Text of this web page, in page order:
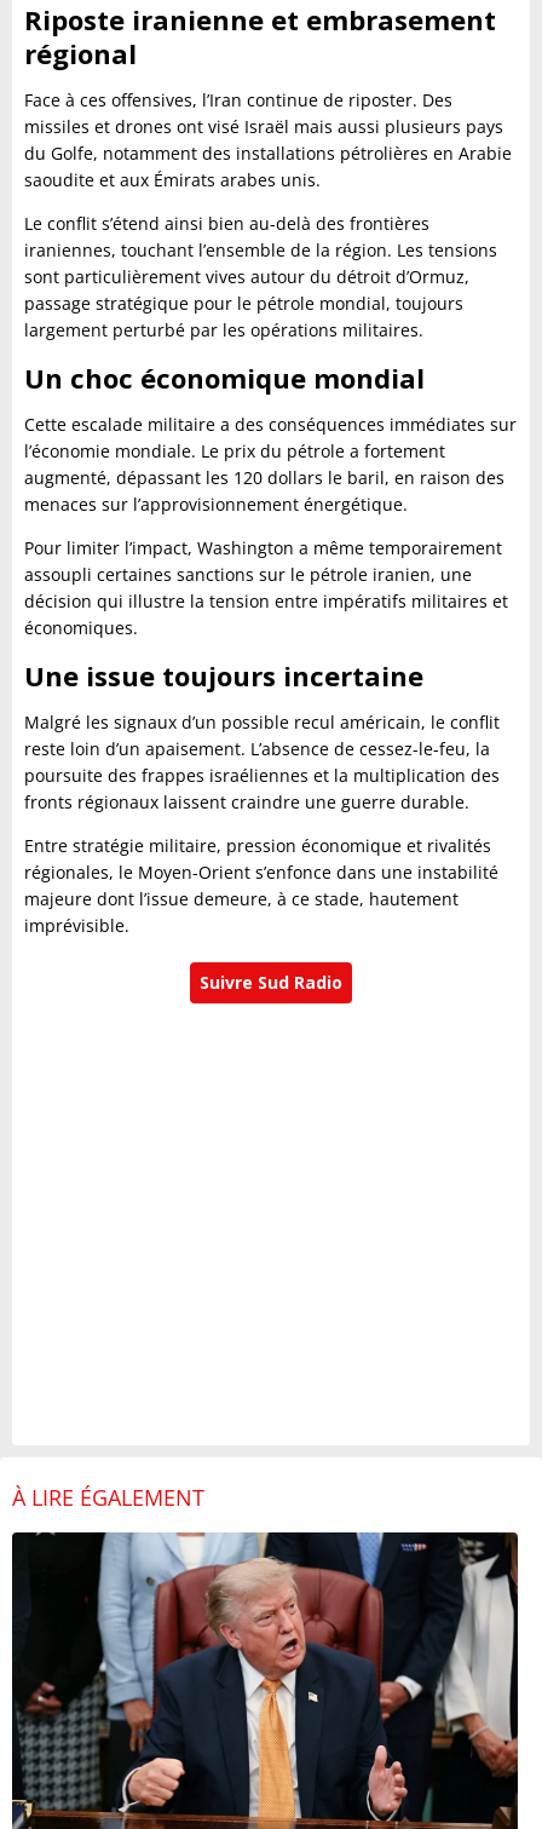
Riposte iranienne et embrasement
régional
Face à ces offensives, l’Iran continue de riposter. Des
missiles et drones ont visé Israël mais aussi plusieurs pays
du Golfe, notamment des installations pétrolières en Arabie
saoudite et aux Émirats arabes unis.
Le conflit s’étend ainsi bien au-delà des frontières
iraniennes, touchant l’ensemble de la région. Les tensions
sont particulièrement vives autour du détroit d’Ormuz,
passage stratégique pour le pétrole mondial, toujours
largement perturbé par les opérations militaires.
Un choc économique mondial
Cette escalade militaire a des conséquences immédiates sur
l’économie mondiale. Le prix du pétrole a fortement
augmenté, dépassant les 120 dollars le baril, en raison des
menaces sur l’approvisionnement énergétique.
Pour limiter l’impact, Washington a même temporairement
assoupli certaines sanctions sur le pétrole iranien, une
décision qui illustre la tension entre impératifs militaires et
économiques.
Une issue toujours incertaine
Malgré les signaux d’un possible recul américain, le conflit
reste loin d’un apaisement. L’absence de cessez-le-feu, la
poursuite des frappes israéliennes et la multiplication des
fronts régionaux laissent craindre une guerre durable.
Entre stratégie militaire, pression économique et rivalités
régionales, le Moyen-Orient s’enfonce dans une instabilité
majeure dont l’issue demeure, à ce stade, hautement
imprévisible.
Suivre Sud Radio
À LIRE ÉGALEMENT